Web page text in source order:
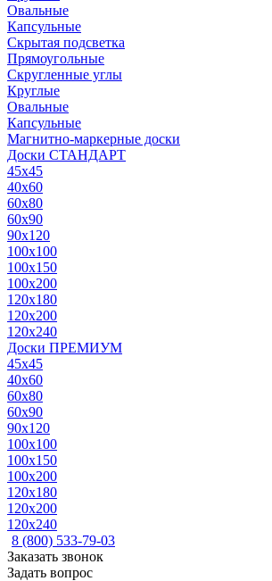
Овальные
Капсульные
Скрытая подсветка
Прямоугольные
Скругленные углы
Круглые
Овальные
Капсульные
Магнитно-маркерные доски
Доски СТАНДАРТ
45x45
40x60
60x80
60x90
90x120
100x100
100x150
100x200
120x180
120x200
120x240
Доски ПРЕМИУМ
45x45
40x60
60x80
60x90
90x120
100x100
100x150
100x200
120x180
120x200
120x240
8 (800) 533-79-03
Заказать звонок
Задать вопрос